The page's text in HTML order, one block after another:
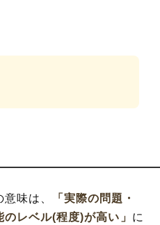
味は、
「実際の問題・
レベル(程度)が高い」 に